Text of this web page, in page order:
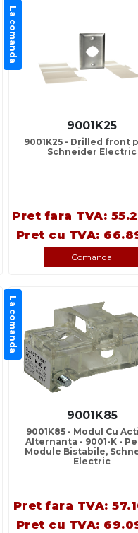
La comanda
9001K25
9001K25 - Drilled front
Schneider Electric
Pret fara TVA:
Pret cu TVA:
Comanda
La comanda
9001K85
9001K85 - Modul Cu
Alternanta - 9001-K -
Module Bistabile,
Electric
Pret fara TVA:
Pret cu TVA: